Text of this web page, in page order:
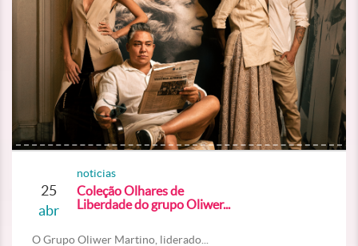
25
abr
noticias
Coleção Olhares de
Liberdade do grupo Oliwer...
O Grupo Oliwer Martino, liderado...